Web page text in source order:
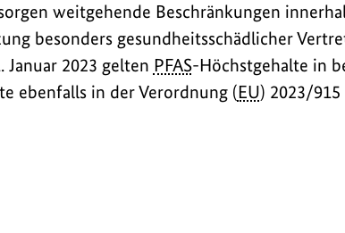
weitgehende Beschränkungen
besonders gesundheitsschädlicher
2023 gelten PFAS-Höchstgehalte in
ebenfalls in der Verordnung (EU) 2023/